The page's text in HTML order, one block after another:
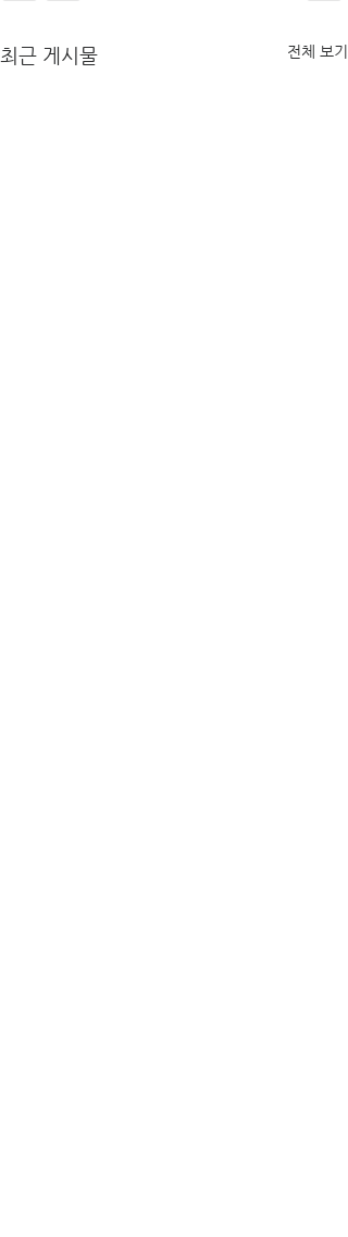
최근 게시물 전체 보기